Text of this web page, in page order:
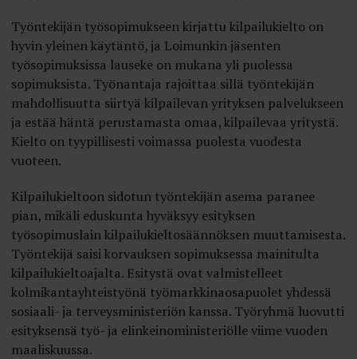
Työntekijän työsopimukseen kirjattu kilpailukielto on
hyvin yleinen käytäntö, ja Loimunkin jäsenten
työsopimuksissa lauseke on mukana yli puolessa
sopimuksista. Työnantaja rajoittaa sillä työntekijän
mahdollisuutta siirtyä kilpailevan yrityksen palvelukseen
ja estää häntä perustamasta omaa, kilpailevaa yritystä.
Kielto on tyypillisesti voimassa puolesta vuodesta
vuoteen.
Kilpailukieltoon sidotun työntekijän asema paranee
pian, mikäli eduskunta hyväksyy esityksen
työsopimuslain kilpailukieltosäännöksen muuttamisesta.
Työntekijä saisi korvauksen sopimuksessa mainitulta
kilpailukieltoajalta. Esitystä ovat valmistelleet
kolmikantayhteistyönä työmarkkinaosapuolet yhdessä
sosiaali- ja terveysministeriön kanssa. Työryhmä luovutti
esityksensä työ- ja elinkeinoministeriölle viime vuoden
maaliskuussa.